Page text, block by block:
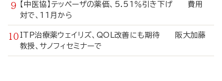
【中医協】テッペーザの薬価、5.51％引き下げ 費用
対で、11月から
ITP治療薬ウェイリズ、QOL改善にも期待 阪大加藤
教授、サノフィセミナーで